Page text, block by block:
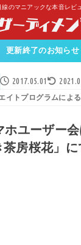
線のマニアックな本音レビ
更新終了のお知らせ
2017.05.01
イトプログラムによ
ホユーザー
房桜花」に